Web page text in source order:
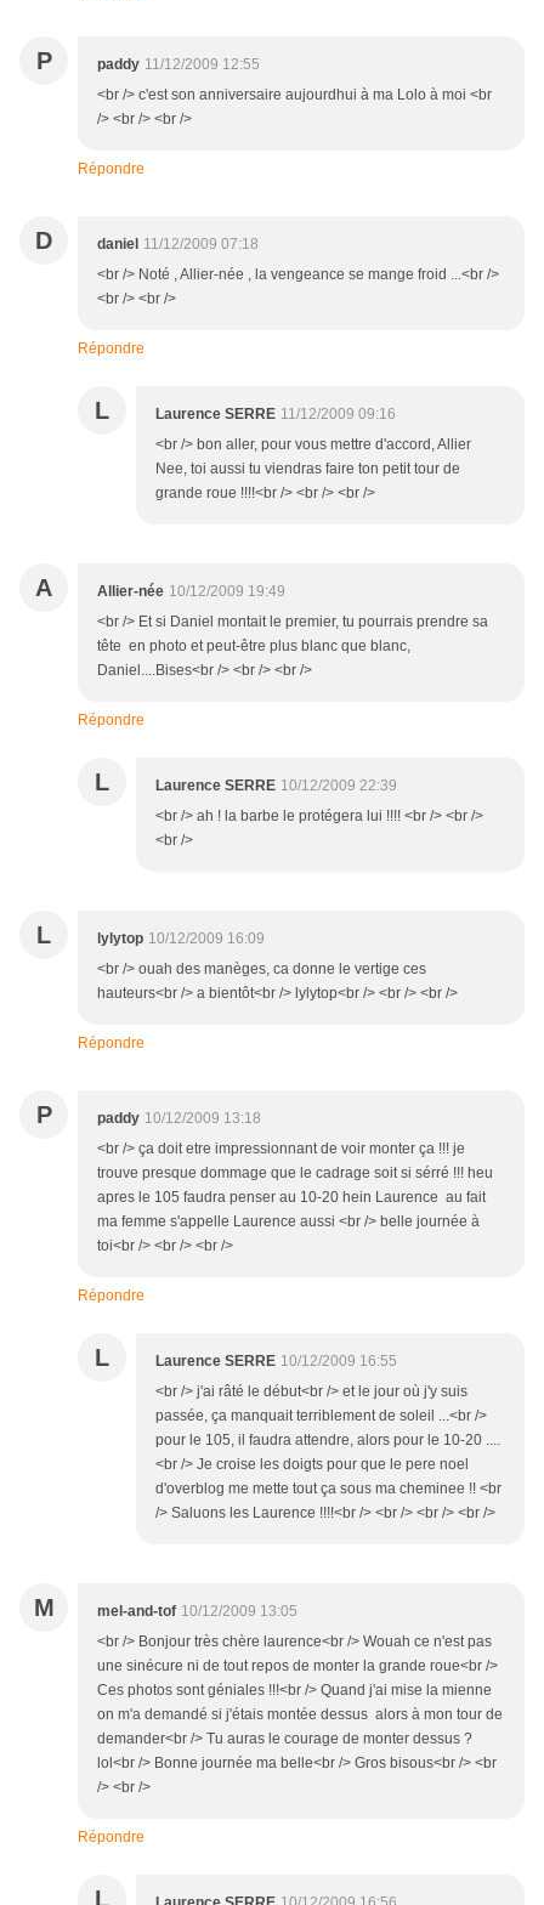
P paddy 11/12/2009 12:55
<br /> c'est son anniversaire aujourdhui à ma Lolo à moi <br
/> <br /> <br />
Répondre
D daniel 11/12/2009 07:18
<br /> Noté , Allier-née , la vengeance se mange froid ...<br />
<br /> <br />
Répondre
L Laurence SERRE 11/12/2009 09:16
<br /> bon aller, pour vous mettre d'accord, Allier
Nee, toi aussi tu viendras faire ton petit tour de
grande roue !!!!<br /> <br /> <br />
A Allier-née 10/12/2009 19:49
<br /> Et si Daniel montait le premier, tu pourrais prendre sa
tête en photo et peut-être plus blanc que blanc,
Daniel....Bises<br /> <br /> <br />
Répondre
L Laurence SERRE 10/12/2009 22:39
<br /> ah ! la barbe le protégera lui !!!! <br /> <br />
<br />
L lylytop 10/12/2009 16:09
<br /> ouah des manèges, ca donne le vertige ces
hauteurs<br /> a bientôt<br /> lylytop<br /> <br /> <br />
Répondre
P paddy 10/12/2009 13:18
<br /> ça doit etre impressionnant de voir monter ça !!! je
trouve presque dommage que le cadrage soit si sérré !!! heu
apres le 105 faudra penser au 10-20 hein Laurence au fait
ma femme s'appelle Laurence aussi <br /> belle journée à
toi<br /> <br /> <br />
Répondre
L Laurence SERRE 10/12/2009 16:55
<br /> j'ai râté le début<br /> et le jour où j'y suis
passée, ça manquait terriblement de soleil ...<br />
pour le 105, il faudra attendre, alors pour le 10-20 ....
<br /> Je croise les doigts pour que le pere noel
d'overblog me mette tout ça sous ma cheminee !! <br
/> Saluons les Laurence !!!!<br /> <br /> <br /> <br />
M mel-and-tof 10/12/2009 13:05
<br /> Bonjour très chère laurence<br /> Wouah ce n'est pas
une sinécure ni de tout repos de monter la grande roue<br />
Ces photos sont géniales !!!<br /> Quand j'ai mise la mienne
on m'a demandé si j'étais montée dessus alors à mon tour de
demander<br /> Tu auras le courage de monter dessus ?
lol<br /> Bonne journée ma belle<br /> Gros bisous<br /> <br
/> <br />
Répondre
L